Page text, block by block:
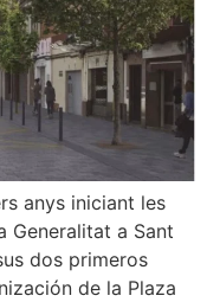
anys iniciant les
Generalitat a Sant
dos primeros
de la Plaza